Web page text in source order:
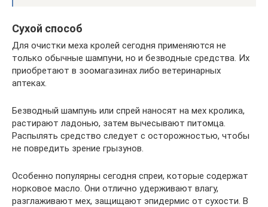
Сухой способ
Для очистки меха кролей сегодня применяются не
только обычные шампуни, но и безводные средства. Их
приобретают в зоомагазинах либо ветеринарных
аптеках.
Безводный шампунь или спрей наносят на мех кролика,
растирают ладонью, затем вычесывают питомца.
Распылять средство следует с осторожностью, чтобы
не повредить зрение грызунов.
Особенно популярны сегодня спреи, которые содержат
норковое масло. Они отлично удерживают влагу,
разглаживают мех, защищают эпидермис от сухости. В